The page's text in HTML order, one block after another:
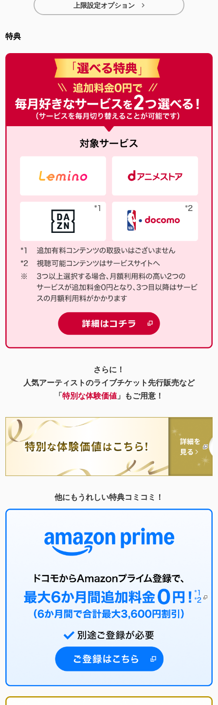
上限設定オプション 
特典
さらに！
人気アーティストのライブチケット先行販売など
「特別な体験価値 」もご用意！
他にもうれしい特典コミコミ！